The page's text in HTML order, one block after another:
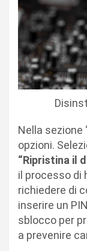
Nella sezione
opzioni.
“Ripristina il
il processo di
richiedere di
inserire un
sblocco per
a prevenire